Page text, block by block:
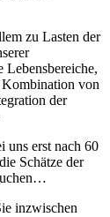
zu Lasten der
Lebensbereiche,
von
der
uns erst nach 60
Schätze der
inzwischen